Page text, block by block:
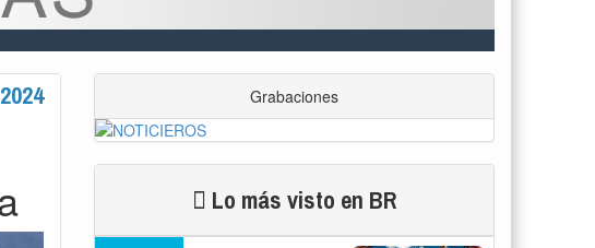
Grabaciones
Lo más visto en BR